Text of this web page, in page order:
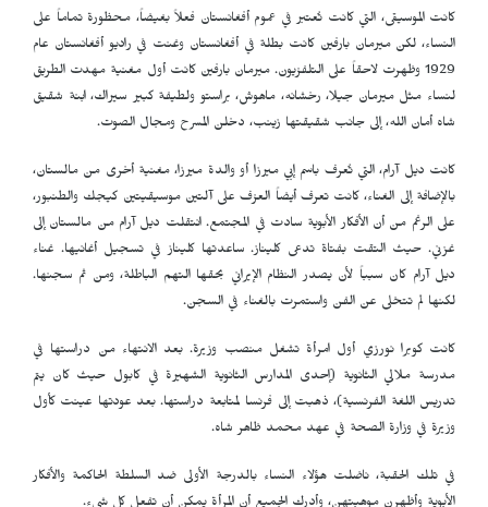
كانت الموسيقى، التي كانت تُعتبر في عموم أفغانستان فعلاً بغيضاً، محظورة تماماً على
النساء، لكن ميرمان بارفين كانت بطلة في أفغانستان وغنت في راديو أفغانستان عام
1929 وظهرت لاحقاً على التلفزيون. ميرمان بارفين كانت أول مغنية مهدت الطريق
لنساء مثل ميرمان جيلا، رخشانه، ماهوش، براستو ولطيفة كبير سيراك، ابنة شقيق
شاه أمان الله، إلى جانب شقيقتها زينب، دخلن المسرح ومجال الصوت.
كانت ديل آرام، التي تُعرف باسم إبي ميرزا ​​أو والدة ميرزا، مغنية أخرى من مالستان،
بالإضافة إلى الغناء، كانت تعرف أيضاً العزف على آلتين موسيقيتين كيجك والطنبور،
على الرغم من أن الأفكار الأبوية سادت في المجتمع. انتقلت ديل آرام من مالستان إلى
غزني. حيث التقت بفتاة تدعى كليناز. ساعدتها كليناز في تسجيل أغانيها. غناء
ديل آرام كان سبباً لأن يصدر النظام الإيراني بحقها التهم الباطلة، ومن ثم سجنها.
لكنها ​​لم تتخلى عن الفن واستمرت بالغناء في السجن.
كانت كوبرا نورزي أول امرأة تشغل منصب وزيرة. بعد الانتهاء من دراستها في
مدرسة ملالي الثانوية (إحدى المدارس الثانوية الشهيرة في كابول حيث كان يتم
تدريس اللغة الفرنسية)، ذهبت إلى فرنسا لمتابعة دراستها. بعد عودتها عينت كأول
وزيرة في وزارة الصحة في عهد محمد ظاهر شاه.
في تلك الحقبة، ناضلت هؤلاء النساء بالدرجة الأولى ضد السلطة الحاكمة والأفكار